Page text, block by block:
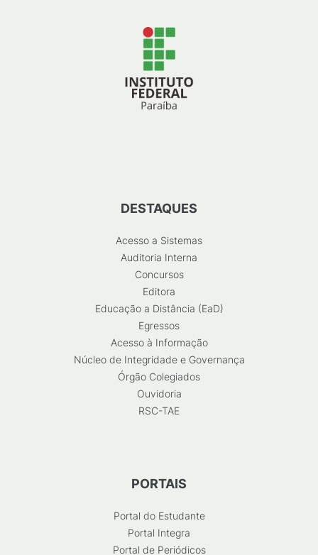
DESTAQUES
Acesso a Sistemas
Auditoria Interna
Concursos
Editora
Educação a Distância (EaD)
Egressos
Acesso à Informação
Núcleo de Integridade e Governança
Órgão Colegiados
Ouvidoria
RSC-TAE
PORTAIS
Portal do Estudante
Portal Integra
Portal de Periódicos